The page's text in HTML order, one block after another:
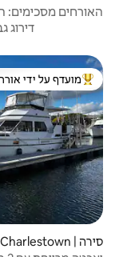
להשכרה על שפת
מיקום, ניקיון ועוד.
ידי אורחים
דירוג ממוצע של 4.95 מתוך 5, 154 ביקורות
4.95 (154)